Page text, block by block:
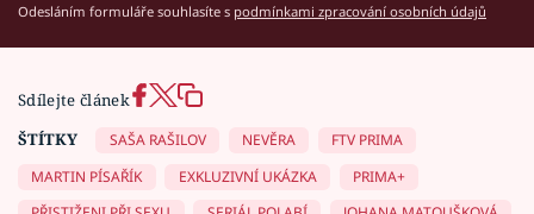
Odesláním formuláře souhlasíte s podmínkami zpracování osobních údajů
Sdílejte článek
ŠTÍTKY
SAŠA RAŠILOV NEVĚRA
FTV PRIMA
MARTIN PÍSAŘÍK
EXKLUZIVNÍ UKÁZKA
PRIMA+